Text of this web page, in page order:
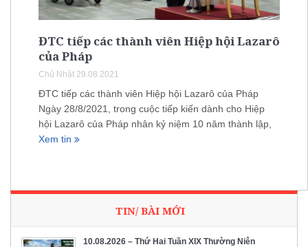
ĐTC tiếp các thành viên Hiệp hội Lazarô
của Pháp
Chủ Nhật 29.08.2021
ĐTC tiếp các thành viên Hiệp hội Lazarô của Pháp
Ngày 28/8/2021, trong cuộc tiếp kiến dành cho Hiệp
hội Lazarô của Pháp nhân kỷ niệm 10 năm thành lập,
Xem tin
TIN/ BÀI MỚI
10.08.2026 – Thứ Hai Tuần XIX Thường Niên